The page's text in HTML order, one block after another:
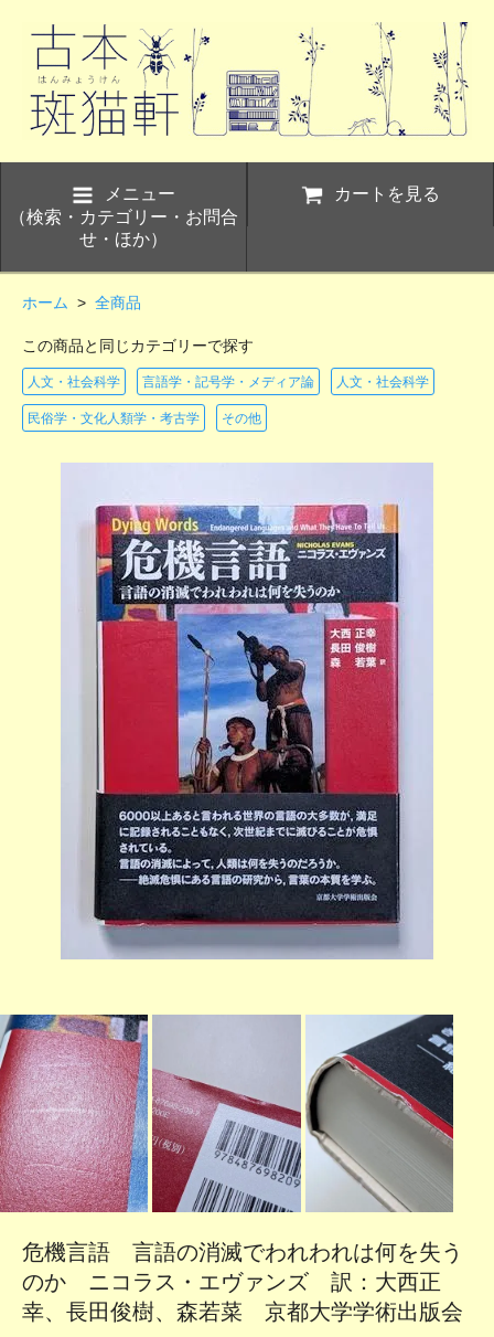
メニュー
（検索・カテゴリー・お問合
せ・ほか）
カートを見る
ホーム > 全商品
この商品と同じカテゴリーで探す
人文・社会科学 言語学・記号学・メディア論 人文・社会科学
民俗学・文化人類学・考古学 その他
危機言語 言語の消滅でわれわれは何を失う
のか ニコラス・エヴァンズ 訳：大西正
幸、長田俊樹、森若菜 京都大学学術出版会